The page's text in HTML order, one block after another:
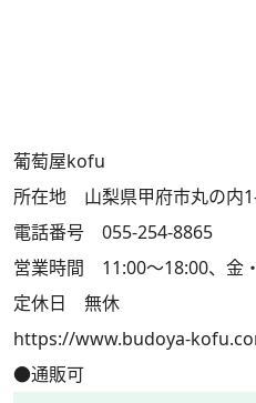
葡萄屋kofu
所在地 山梨県甲府市丸の内
電話番号 055-254-8865
営業時間 11:00～18:00、金
定休日 無休
https://www.budoya-
●通販可